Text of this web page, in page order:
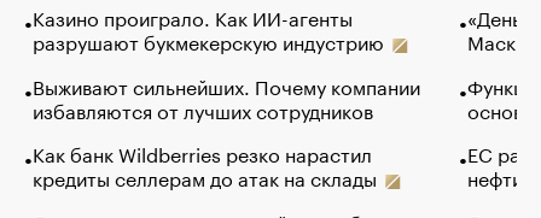
Казино проиграло. Как ИИ-агенты
разрушают букмекерскую индустрию
Выживают сильнейших. Почему компании
избавляются от лучших сотрудников
Как банк Wildberries резко нарастил
кредиты селлерам до атак на склады
Маск в
основ
ЕС
нефти